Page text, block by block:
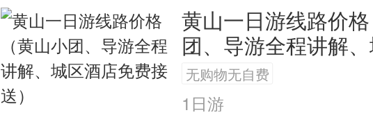
水，就都走了。这天，忽然来了个瘸子。身
摘了草标．问小姣愿不愿意跟他走，小姣
时候把大山里开采的石头全运到江边，就
黄山一日游线路价
团、导游全程讲解
费接送）
无购物无自费
1日游